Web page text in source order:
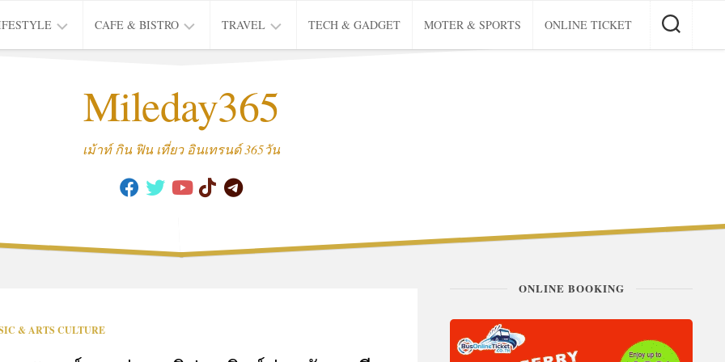
CAFE & BISTRO
CAFE
TRAVEL
THAI
TRIP
TECH & GADGET MOTER & SPORTS ONLINE TICKET
Mileday365
เม้าท์ กิน ฟิน เที่ยว อินเทรนด์ 365วัน
& ARTS CULTURE
ONLINE BOOKING